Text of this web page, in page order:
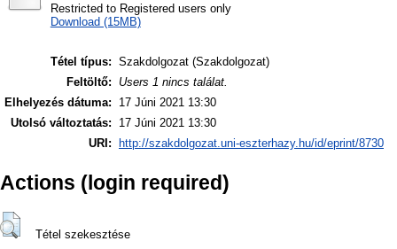
Restricted to Registered users only
Download (15MB)
Tétel típus: Szakdolgozat (Szakdolgozat)
Feltöltő:
Users 1 nincs találat.
Elhelyezés dátuma:
17 Júni 2021 13:30
Utolsó változtatás:
17 Júni 2021 13:30
URI:
http://szakdolgozat.uni-eszterhazy.hu/id/eprint/8730
Actions (login required)
Tétel szekesztése